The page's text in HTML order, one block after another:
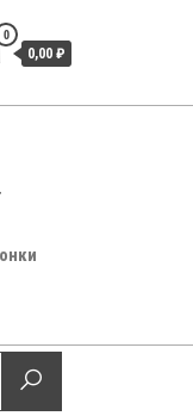
0
0,00 ₽